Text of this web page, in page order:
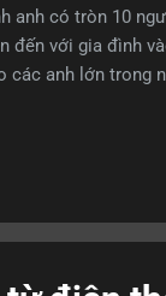
anh có tròn 10
đến với gia đình
anh lớn trong
mất nhiều
anh đi làm.